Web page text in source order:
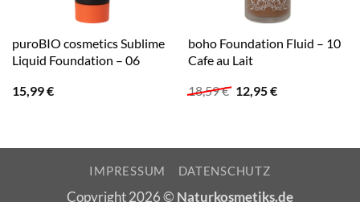
puroBIO cosmetics Sublime
Liquid Foundation – 06
15,99€
boho Foundation Fluid – 10
Cafe au Lait
18,59€ Ursprünglicher
Preis
12,95€Aktueller
IMPRESSUM DATENSCHUTZ
Copyright 2026 © Naturkosmetiks.de